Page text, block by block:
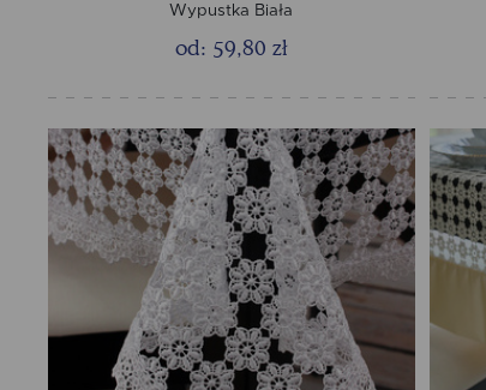
Wypustka Biała
od: 59,80 zł